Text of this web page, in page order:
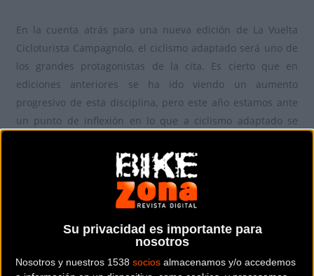
Su privacidad es importante para
nosotros
Nosotros y nuestros 1538 socios almacenamos y/o accedemos
En la cuenta atrás para una nueva edición de La Vuelta
Cicloturista Campagnolo, el ciclismo adaptado será uno de
los grandes protagonistas de la cita. Es cierto que en
ediciones anteriores se ha ido viendo un aumento
progresivo de esta disciplina, pero este año estamos ante
un punto de inflexión en lo que a ciclismo adaptado se
Ya se había anunciado que el reciente Campeón del Mundo
de Paraciclismo -en contrarreloj-, Ricardo Ten, estaría
rodando en Ibiza del 9 al 12 de octubre, pero el listado de
ciclistas no ha dejado de crecer.
A Ten se suma, el especialista en ruta y pista -ciclismo